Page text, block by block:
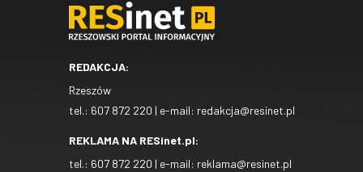
REDAKCJA:
Rzeszów
tel.: 607 872 220 | e-mail: redakcja@resinet.pl
REKLAMA NA RESinet.pl:
tel.: 607 872 220 | e-mail: reklama@resinet.pl